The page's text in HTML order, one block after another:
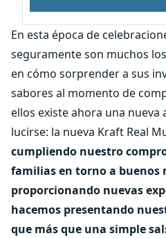
En esta época de
seguramente son muchos
en cómo sorprender a sus
sabores al momento de
ellos existe ahora una nueva
lucirse: la nueva Kraft Real
cumpliendo nuestro
familias en torno a buenos
proporcionando nuevas
hacemos presentando
que más que una simple